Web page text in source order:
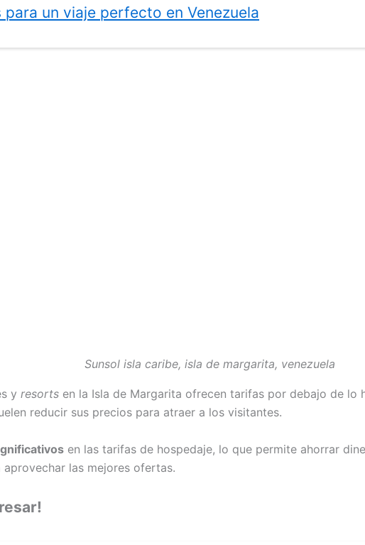
para un viaje perfecto en Venezuela
Sunsol isla caribe, isla de margarita, venezuela
y resorts en la Isla de Margarita ofrecen tarifas por debajo de lo
reducir sus precios para atraer a los visitantes.
en las tarifas de hospedaje, lo que permite ahorrar
las mejores ofertas.